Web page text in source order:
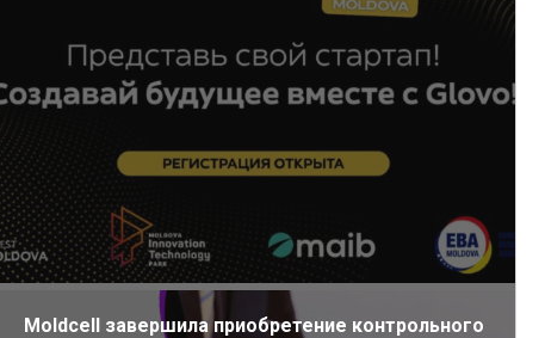
Moldcell завершила приобретение контрольного